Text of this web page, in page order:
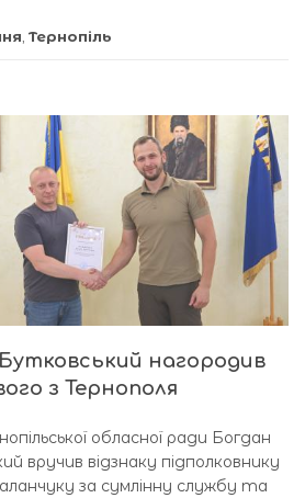
Тернопіль
нагородив
з Тернополя
обласної ради Богдан
вручив відзнаку підполковнику
за сумлінну службу та